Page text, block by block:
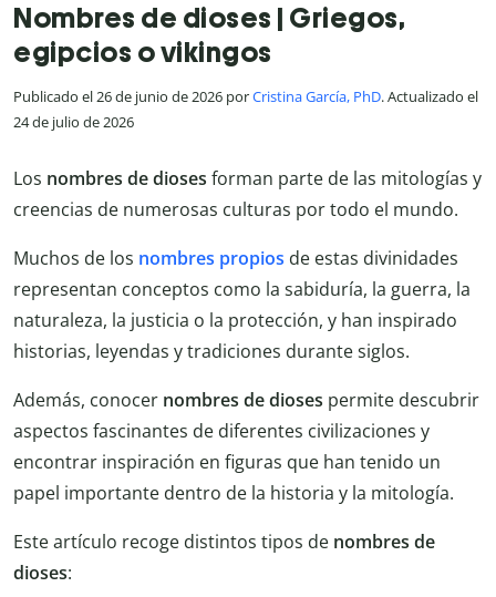
Nombres de dioses | Griegos,
egipcios o vikingos
Publicado el 26 de junio de 2026 porCristina García, PhD. Actualizado el
24 de julio de 2026
Los nombres de dioses forman parte de las mitologías y
creencias de numerosas culturas por todo el mundo.
Muchos de los nombres propios de estas divinidades
representan conceptos como la sabiduría, la guerra, la
naturaleza, la justicia o la protección, y han inspirado
historias, leyendas y tradiciones durante siglos.
Además, conocer nombres de dioses permite descubrir
aspectos fascinantes de diferentes civilizaciones y
encontrar inspiración en figuras que han tenido un
papel importante dentro de la historia y la mitología.
Este artículo recoge distintos tipos de nombres de
dioses: